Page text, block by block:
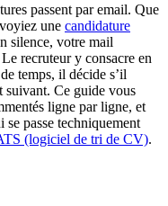
passent par email. Que
une candidature
silence, votre mail
recruteur y consacre en
temps, il décide s’il
suivant. Ce guide vous
ligne par ligne, et
passe techniquement
(logiciel de tri de CV).